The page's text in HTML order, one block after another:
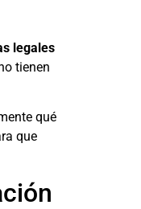
legales
tienen
qué
que